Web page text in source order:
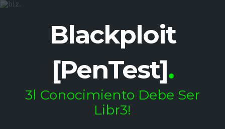
Blackploit
[PenTest].
3l Conocimiento Debe Ser
Libr3!